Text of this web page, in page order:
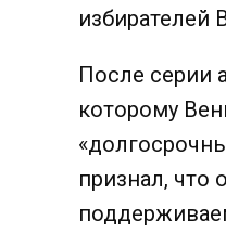
избирателей
После серии
которому
признал, что